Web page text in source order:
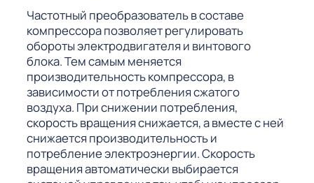
Частотный преобразователь в составе
компрессора позволяет регулировать
обороты электродвигателя и винтового
блока. Тем самым меняется
производительность компрессора, в
зависимости от потребления сжатого
воздуха. При снижении потребления,
скорость вращения снижается, а вместе с ней
снижается производительность и
потребление электроэнергии. Скорость
вращения автоматически выбирается